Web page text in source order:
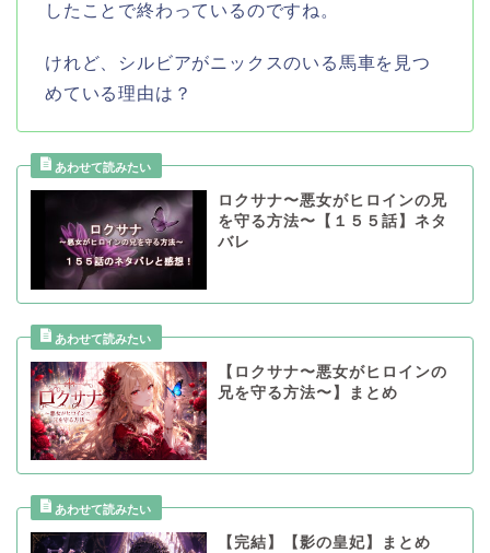
したことで終わっているのですね。
けれど、シルビアがニックスのいる馬車を見つ
めている理由は？
ロクサナ〜悪女がヒロインの兄
を守る方法〜【１５５話】ネタ
バレ
【ロクサナ〜悪女がヒロインの
兄を守る方法〜】まとめ
【完結】【影の皇妃】まとめ